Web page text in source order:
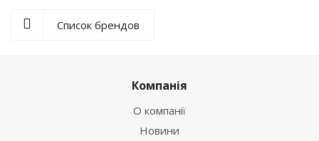
Список брендов
Компанія
О компанії
Новини